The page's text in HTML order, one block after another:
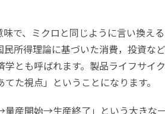
で、ミクロと同じように言い換え
所得理論に基づいた消費，投資な
とも呼ばれます。製品ライフサイ
た視点」ということになります。
産開始→生産終了」という大きな一